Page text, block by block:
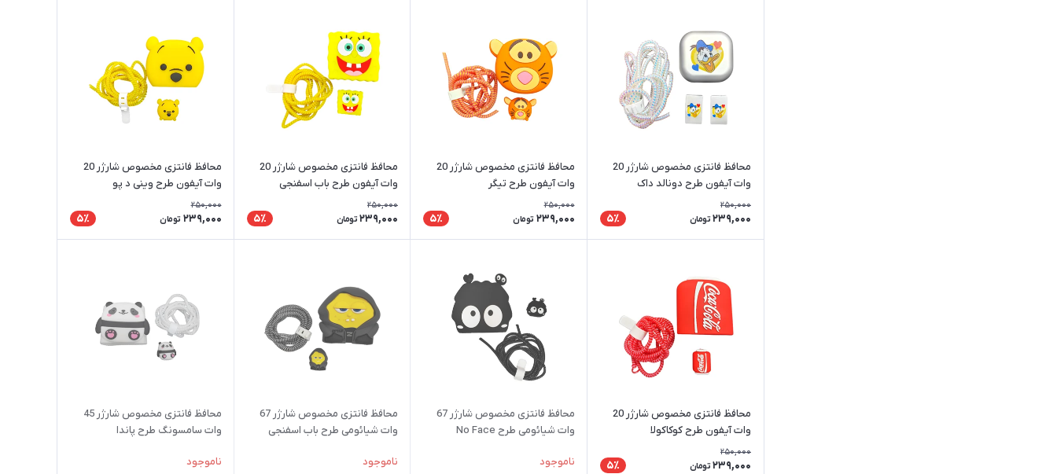
محافظ فانتزی مخصوص شارژر 20
وات آیفون طرح دونالد داک
250,000
239,000 تومان 5٪
محافظ فانتزی مخصوص شارژر 20
وات آیفون طرح تیگر
250,000
239,000 تومان 5٪
محافظ فانتزی مخصوص شارژر 20
وات آیفون طرح باب اسفنجی
250,000
239,000 تومان 5٪
محافظ فانتزی مخصوص شارژر 20
وات آیفون طرح وینی د پو
250,000
239,000 تومان 5٪
محافظ فانتزی مخصوص شارژر 20
وات آیفون طرح کوکاکولا
250,000
239,000 تومان 5٪
محافظ فانتزی مخصوص شارژر 67
وات شیائومی طرح No Face
ناموجود
محافظ فانتزی مخصوص شارژر 67
وات شیائومی طرح باب اسفنجی
ناموجود
محافظ فانتزی مخصوص شارژر 45
وات سامسونگ طرح پاندا
ناموجود